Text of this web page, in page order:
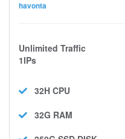
havonta
Unlimited Traffic
1IPs
32H CPU
32G RAM